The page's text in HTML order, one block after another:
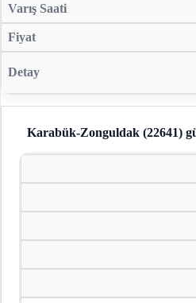
Karabük-Zonguldak (22641)